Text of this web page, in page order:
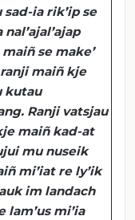
sad-ia rik’ipse
nal’ajal’ajap
maiñse make’
ranji maiñ kje
kutau
. Ranji vatsjau
maiñ kad-at
munuseik
mi’iatre ly’ik
im landach
lam’us mi’ia